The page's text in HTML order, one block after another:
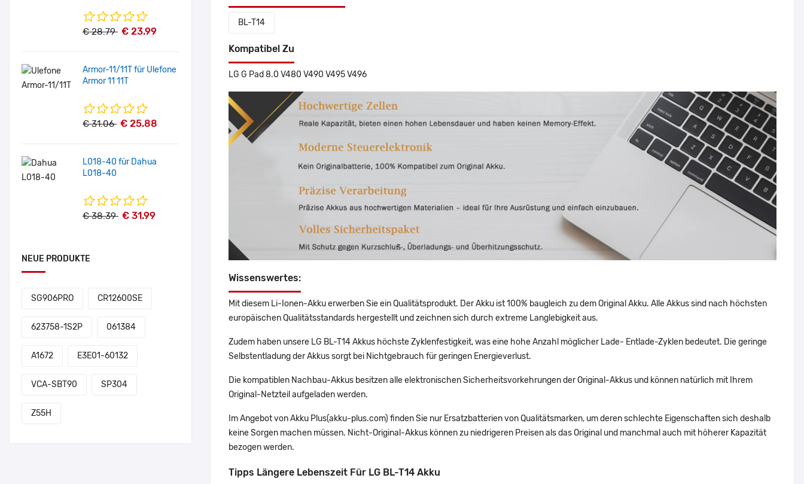
€ 28.79 € 23.99
Armor-11/11T für Ulefone
Armor 11 11T
€ 31.06 € 25.88
L018-40 für Dahua
L018-40
€ 38.39 € 31.99
NEUE PRODUKTE
SG906PRO CR12600SE
623758-1S2P 061384
A1672 E3E01-60132
VCA-SBT90 SP304
Z55H
BL-T14
Kompatibel Zu
LG G Pad 8.0 V480 V490 V495 V496
Wissenswertes:
Mit diesem Li-Ionen-Akku erwerben Sie ein Qualitätsprodukt. Der Akku ist 100% baugleich zu dem Original Akku. Alle Akkus sind nach höchsten
europäischen Qualitätsstandards hergestellt und zeichnen sich durch extreme Langlebigkeit aus.
Zudem haben unsere LG BL-T14 Akkus höchste Zyklenfestigkeit, was eine hohe Anzahl möglicher Lade- Entlade-Zyklen bedeutet. Die geringe
Selbstentladung der Akkus sorgt bei Nichtgebrauch für geringen Energieverlust.
Die kompatiblen Nachbau-Akkus besitzen alle elektronischen Sicherheitsvorkehrungen der Original-Akkus und können natürlich mit Ihrem
Original-Netzteil aufgeladen werden.
Im Angebot von Akku Plus(akku-plus.com) finden Sie nur Ersatzbatterien von Qualitätsmarken, um deren schlechte Eigenschaften sich deshalb
keine Sorgen machen müssen. Nicht-Original-Akkus können zu niedrigeren Preisen als das Original und manchmal auch mit höherer Kapazität
bezogen werden.
Tipps Längere Lebenszeit Für LG BL-T14 Akku